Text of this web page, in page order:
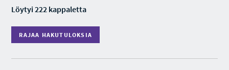
Löytyi 222 kappaletta
RAJAA HAKUTULOKSIA
A
U
T
U
O